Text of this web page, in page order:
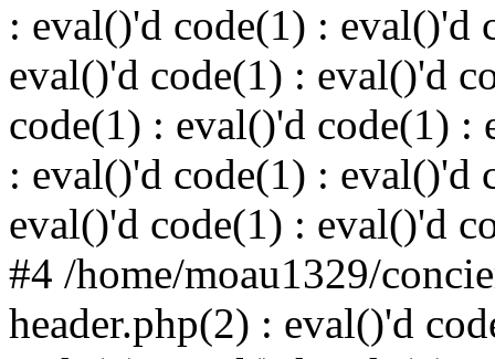
: eval()'d code(1) : eval()'d
eval()'d code(1) : eval()'d
code(1) : eval()'d code(1) :
: eval()'d code(1) : eval()'d
eval()'d code(1) : eval()'d
#4 /home/moau1329/
header.php(2) : eval()'d